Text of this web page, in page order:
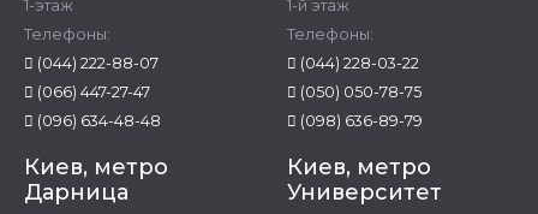
1-этаж
Телефоны:
(044) 222-88-07
(066) 447-27-47
(096) 634-48-48
1-й этаж
Телефоны:
(044) 228-03-22
(050) 050-78-75
(098) 636-89-79
Киев, метро
Дарница
Киев, метро
Университет